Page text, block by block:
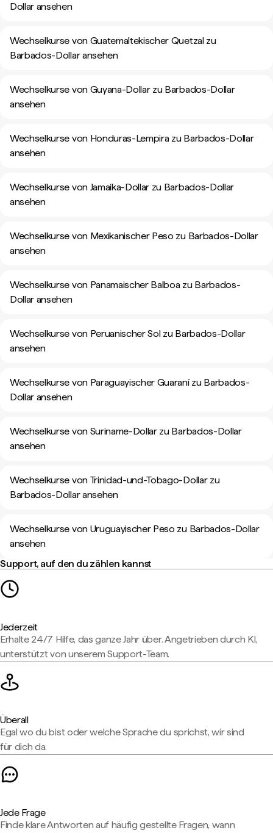
Dollar ansehen
Wechselkurse von Guatemaltekischer Quetzal zu
Barbados-Dollar ansehen
Wechselkurse von Guyana-Dollar zu Barbados-Dollar
ansehen
Wechselkurse von Honduras-Lempira zu Barbados-Dollar
ansehen
Wechselkurse von Jamaika-Dollar zu Barbados-Dollar
ansehen
Wechselkurse von Mexikanischer Peso zu Barbados-Dollar
ansehen
Wechselkurse von Panamaischer Balboa zu Barbados-
Dollar ansehen
Wechselkurse von Peruanischer Sol zu Barbados-Dollar
ansehen
Wechselkurse von Paraguayischer Guaraní zu Barbados-
Dollar ansehen
Wechselkurse von Suriname-Dollar zu Barbados-Dollar
ansehen
Wechselkurse von Trinidad-und-Tobago-Dollar zu
Barbados-Dollar ansehen
Wechselkurse von Uruguayischer Peso zu Barbados-Dollar
ansehen
Support, auf den du zählen kannst
Jederzeit
Erhalte 24/7 Hilfe, das ganze Jahr über. Angetrieben durch KI,
unterstützt von unserem Support-Team.
Überall
Egal wo du bist oder welche Sprache du sprichst, wir sind
für dich da.
Jede Frage
Finde klare Antworten auf häufig gestellte Fragen, wann